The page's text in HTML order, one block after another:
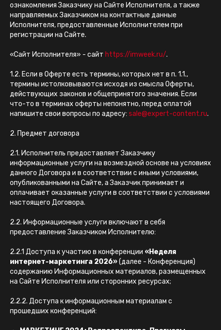
ознакомления Заказчику на Сайте Исполнителя, а также
направляемых Заказчиком на контактные данные
Исполнителя, предоставленные Исполнителем при
регистрации на Сайте.
«Сайт Исполнителя» - сайт https://imweek.ru/.
1.2. Если в Оферте есть термины, которых нет в п. 1.1.,
термины истолковываются исходя из смысла Оферты,
действующих законов и общепринятого значения. Если
что-то в терминах оферты непонятно, перед оплатой
напишите свои вопросы по адресу: sale@expert-content.ru.
2. Предмет договора
2.1. Исполнитель предоставляет Заказчику
информационные услуги на возмездной основе на условиях
данного Договора и в соответствии с иными условиями,
опубликованными на Сайте, а Заказчик принимает и
оплачивает оказанные услуги в соответствии с условиями
настоящего Договора.
2.2. Информационные услуги включают в себя
предоставление Заказчиком Исполнителю:
2.2.1 Доступа к участию в конференции «Неделя
интернет-маркетинга 2026»(далее - Конференция)
содержанию Информационных материалов, размещенных
на Сайте Исполнителя или сторонних ресурсах;
2.2.2. Доступа к информационным материалам с
прошедших конференций: